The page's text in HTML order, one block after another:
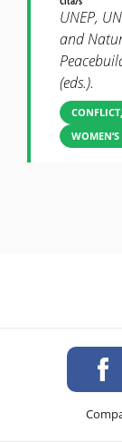
UNEP,
and
(eds.).